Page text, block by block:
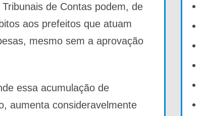
de Contas podem, de
aos prefeitos que atuam
mesmo sem a aprovação
essa acumulação de
aumenta consideravelmente